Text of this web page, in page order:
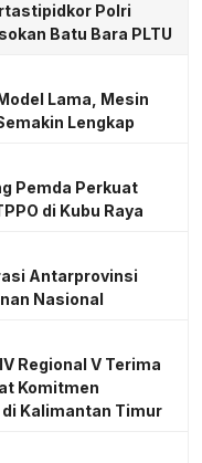
Polri
Batu Bara PLTU
Lama, Mesin
Lengkap
Pemda Perkuat
di Kubu Raya
Antarprovinsi
Nasional
Regional V Terima
Komitmen
Kalimantan Timur